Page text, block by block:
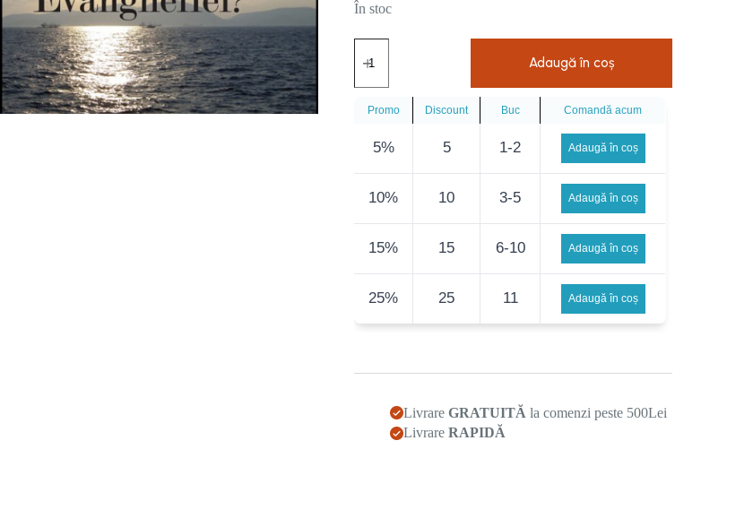
În stoc
Este
3:16
nucleul
Evangheliei?
Adaugă în coș
Promo Discount Buc Comandă acum
5% 5 1-2 Adaugă în coș
10% 10 3-5 Adaugă în coș
15% 15 6-10 Adaugă în coș
25% 25 11 Adaugă în coș
Livrare GRATUITĂ la comenzi peste 500Lei
Livrare RAPIDĂ